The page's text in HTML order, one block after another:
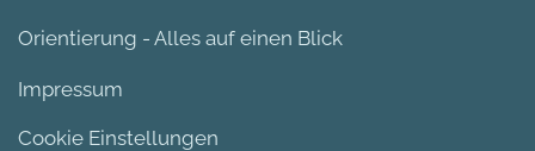
Orientierung - Alles auf einen Blick
Impressum
Cookie Einstellungen